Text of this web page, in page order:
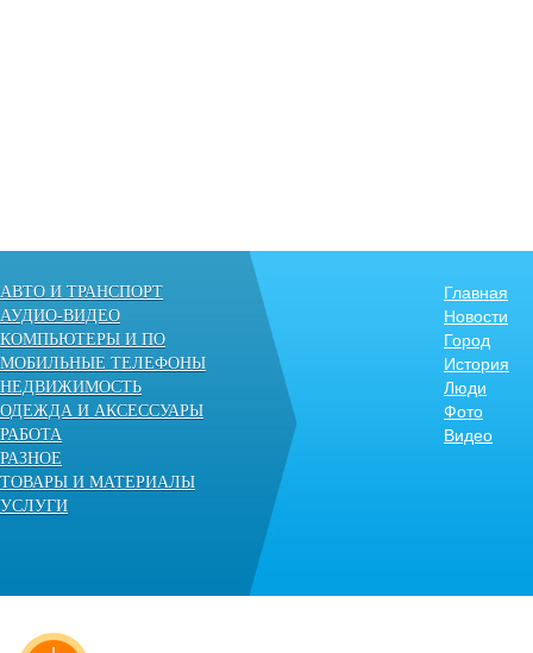
АВТО И ТРАНСПОРТ
АУДИО-ВИДЕО
КОМПЬЮТЕРЫ И ПО
МОБИЛЬНЫЕ ТЕЛЕФОНЫ
НЕДВИЖИМОСТЬ
ОДЕЖДА И АКСЕССУАРЫ
РАБОТА
РАЗНОЕ
ТОВАРЫ И МАТЕРИАЛЫ
УСЛУГИ
Главная
Новости
Город
История
Люди
Фото
Видео